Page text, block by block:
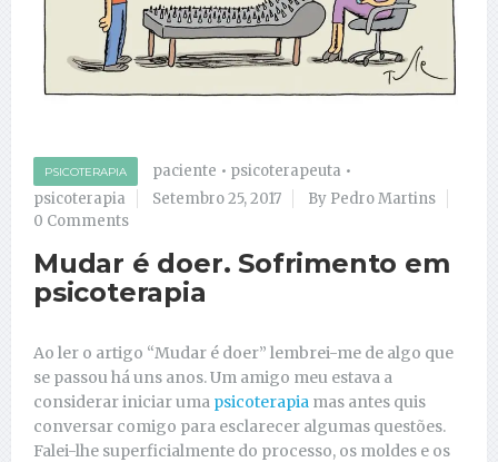
PSICOTERAPIA paciente • psicoterapeuta •
psicoterapia
Setembro 25, 2017
By Pedro Martins
0 Comments
Mudar é doer. Sofrimento em
psicoterapia
Ao ler o artigo “Mudar é doer” lembrei-me de algo que
se passou há uns anos. Um amigo meu estava a
considerar iniciar uma psicoterapia mas antes quis
conversar comigo para esclarecer algumas questões.
Falei-lhe superficialmente do processo, os moldes e os